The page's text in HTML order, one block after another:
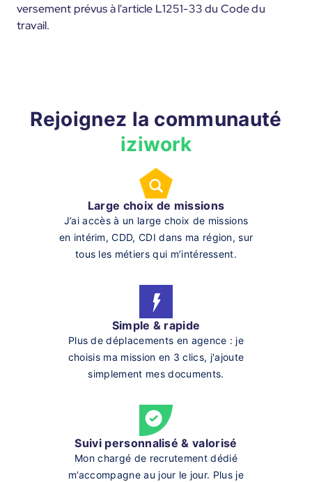
versement prévus à l'article L1251-33 du Code du
travail.
Rejoignez la communauté
iziwork
Large choix de missions
J’ai accès à un large choix de missions
en intérim, CDD, CDI dans ma région, sur
tous les métiers qui m’intéressent.
Simple & rapide
Plus de déplacements en agence : je
choisis ma mission en 3 clics, j'ajoute
simplement mes documents.
Suivi personnalisé & valorisé
Mon chargé de recrutement dédié
m’accompagne au jour le jour. Plus je